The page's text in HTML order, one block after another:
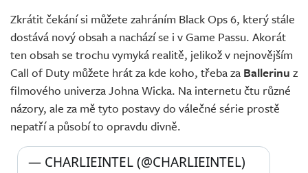
Zkrátit čekání si můžete zahráním Black Ops 6, který stále
dostává nový obsah a nachází se i v Game Passu. Akorát
ten obsah se trochu vymyká realitě, jelikož v nejnovějším
Call of Duty můžete hrát za kde koho, třeba za Ballerinu z
filmového univerza Johna Wicka. Na internetu čtu různé
názory, ale za mě tyto postavy do válečné série prostě
nepatří a působí to opravdu divně.
— CHARLIEINTEL (@CHARLIEINTEL)